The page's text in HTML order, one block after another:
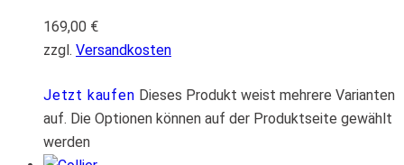
169,00 €
zzgl. Versandkosten
Jetzt kaufen Dieses Produkt weist mehrere Varianten
auf. Die Optionen können auf der Produktseite gewählt
werden